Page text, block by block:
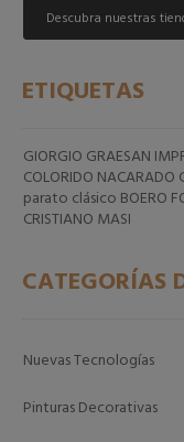
Descubra nuestras
ETIQUETAS
GIORGIO GRAESAN
COLORIDO NACARADO
parato clásico BOERO
CRISTIANO MASI
CATEGORÍAS
Nuevas Tecnologías
Pinturas Decorativas